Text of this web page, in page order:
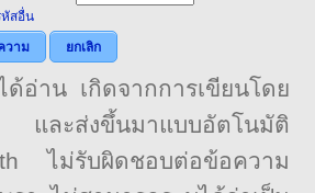
หัสอื่น
วาม
ยกเลิก
อ่าน เกิดจากการเขียนโดย
ละส่งขึ้นมาแบบอัตโนมัติ
ไม่รับผิดชอบต่อข้อความ